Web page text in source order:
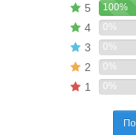
5 100%
4 0%
3 0%
2 0%
1 0%